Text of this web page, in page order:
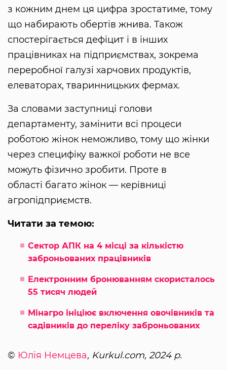
з кожним днем ця цифра зростатиме, тому
що набирають обертів жнива. Також
спостерігається дефіцит і в інших
працівниках на підприємствах, зокрема
переробної галузі харчових продуктів,
елеваторах, тваринницьких фермах.
За словами заступниці голови
департаменту, замінити всі процеси
роботою жінок неможливо, тому що жінки
через специфіку важкої роботи не все
можуть фізично зробити. Проте в
області багато жінок — керівниці
агропідприємств.
Читати за темою:
Сектор АПК на 4 місці за кількістю
заброньованих працівників
Електронним бронюванням скористалось
55 тисяч людей
Мінагро ініціює включення овочівників та
садівників до переліку заброньованих
© Юлія Немцева, Kurkul.com, 2024 р.